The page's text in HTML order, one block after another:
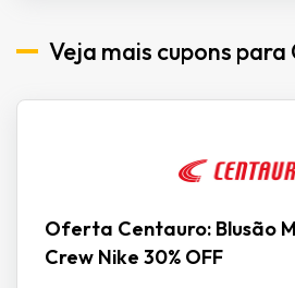
Veja mais cupons para
Oferta Centauro: Blusão
Crew Nike 30% OFF